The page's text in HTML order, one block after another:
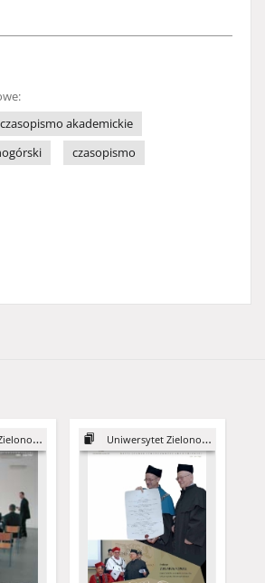
czasopismo akademickie
czasopismo
2003 Uniwersytet Zielonogórski, 2015